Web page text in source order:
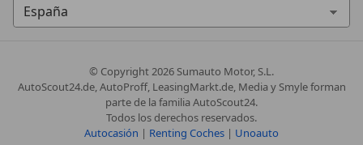
© Copyright2026 Sumauto Motor, S.L.
AutoScout24.de, AutoProff, LeasingMarkt.de, Media y Smyle forman
parte de la familia AutoScout24.
Todos los derechos reservados.
Autocasión | Renting Coches | Unoauto